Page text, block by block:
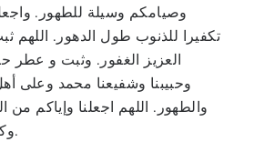
وصيامكم وسيلة للطهور.
تكفيرا للذنوب طول الدهور. اللهم
العزيز الغفور. وثبت و عطر
وحبيبنا وشفيعنا محمد وعلى
والطهور. اللهم اجعلنا وإياكم من
وكل عام وانتم بخير.